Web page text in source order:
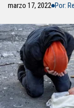
marzo 17, 2022 Por: